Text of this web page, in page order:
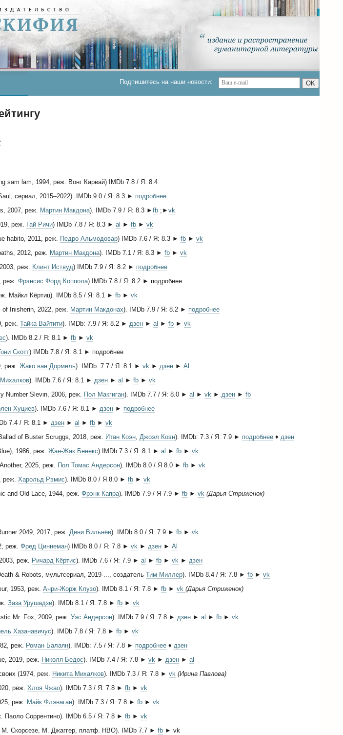
Подпишитесь на наши новости: OK
sam lam, 1994, реж. Вонг Карвай) IMDb 7.8 / Я: 8.4
сериал, 2015–2022). IMDb 9.0 / Я: 8.3 ► подробнее
2007, реж. Мартин Макдона). IMDb 7.9 / Я: 8.3 ► fb ;► vk
реж. Гай Ричи) IMDb 7.8 / Я: 8.3 ► al ► fb ► vk
habito, 2011, реж. Педро Альмодовар) IMDb 7.6 / Я: 8.3 ► fb ► vk
2012, реж. Мартин Макдона). IMDb 7.1 / Я: 8.3 ► fb ► vk
реж. Клинт Иствуд) IMDb 7.9 / Я: 8.2 ► подробнее
реж. Фрэнсис Форд Коппола) IMDb 7.8 / Я: 8.2 ► подробнее
Майкл Кёртиц). IMDb 8.5 / Я: 8.1 ► fb ► vk
Inisherin, 2022, реж. Мартин Макдонах). IMDb 7.9 / Я: 8.2 ► подробнее
реж. Тайка Вайтити). IMDb: 7.9 / Я: 8.2 ► дзен ► al ► fb ► vk
). IMDb 8.2 / Я: 8.1 ► fb ► vk
Скотт) IMDb 7.8 / Я: 8.1 ► подробнее
реж. Жако ван Дормель). IMDb: 7.7 / Я: 8.1 ► vk ► дзен ► Al
). IMDb 7.6 / Я: 8.1 ► дзен ► al ► fb ► vk
Number Slevin, 2006, реж. Пол Макгиган). IMDb 7.7 / Я: 8.0 ► al ► vk ► дзен ► fb
Хуциев). IMDb 7.6 / Я: 8.1 ► дзен ► подробнее
7.4 / Я: 8.1 ► дзен ► al ► fb ► vk
of Buster Scruggs, 2018, реж. Итан Коэн, Джоэл Коэн). IMDb: 7.3 / Я: 7.9 ► подробнее ♦ дзен
1986, реж. Жан-Жак Бенекс) IMDb 7.3 / Я: 8.1 ► al ► fb ► vk
2025, реж. Пол Томас Андерсон). IMDb 8.0 / Я 8.0 ► fb ► vk
реж. Харольд Рэмис). IMDb 8.0 / Я 8.0 ► fb ► vk
and Old Lace, 1944, реж. Фрэнк Капра). IMDb 7.9 / Я 7.9 ► fb ► vk (Дарья Стриженок)
2049, 2017, реж. Дени Вильнёв). IMDb 8.0 / Я: 7.9 ► fb ► vk
реж. Фред Циннеман) IMDb 8.0 / Я: 7.8 ► vk ► дзен ► Al
реж. Ричард Кёртис). IMDb 7.6 / Я: 7.9 ► al ► fb ► vk ► дзен
& Robots, мультсериал, 2019-..., создатель Тим Миллер). IMDb 8.4 / Я: 7.8 ► fb ► vk
1953, реж. Анри-Жорж Клузо). IMDb 8.1 / Я: 7.8 ► fb ► vk (Дарья Стриженок)
Заза Урушадзе). IMDb 8.1 / Я: 7.8 ► fb ► vk
Mr. Fox, 2009, реж. Уэс Андерсон). IMDb 7.9 / Я: 7.8 ► дзен ► al ► fb ► vk
Хазанавичус). IMDb 7.8 / Я: 7.8 ► fb ► vk
реж. Роман Балаян). IMDb: 7.5 / Я: 7.8 ► подробнее ♦ дзен
2019, реж. Николя Бедос). IMDb 7.4 / Я: 7.8 ► vk ► дзен ► al
(1974, реж. Никита Михалков). IMDb 7.3 / Я: 7.8 ► vk (Ирина Павлова)
реж. Хлоя Чжао). IMDb 7.3 / Я: 7.8 ► fb ► vk
реж. Майк Флэнаган). IMDb 7.3 / Я: 7.8 ► fb ► vk
Паоло Соррентино). IMDb 6.5 / Я: 7.8 ► fb ► vk
М. Скорсезе, М. Джаггер, платф. HBO). IMDb 7.7 ► fb ► vk